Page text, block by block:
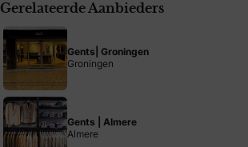
Gerelateerde Aanbieders
Gents| Groningen
Groningen
Gents | Almere
Almere